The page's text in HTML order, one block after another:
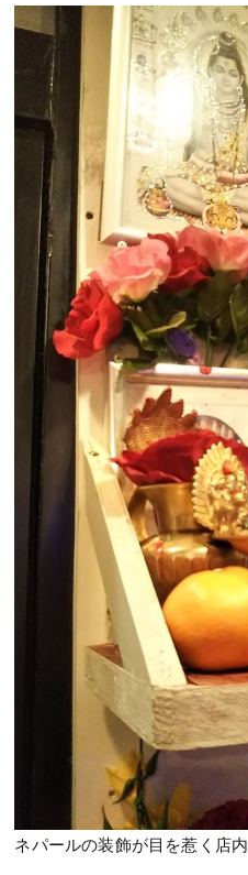
ネパールの装飾が目を惹く店内